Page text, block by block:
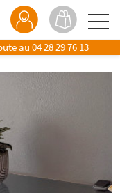
au 04 28 29 76 13